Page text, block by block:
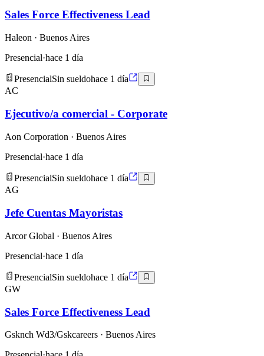
Sales Force Effectiveness Lead
Haleon · Buenos Aires
Presencial·hace 1 día
PresencialSin sueldohace 1 día
AC
Ejecutivo/a comercial - Corporate
Aon Corporation · Buenos Aires
Presencial·hace 1 día
PresencialSin sueldohace 1 día
AG
Jefe Cuentas Mayoristas
Arcor Global · Buenos Aires
Presencial·hace 1 día
PresencialSin sueldohace 1 día
GW
Sales Force Effectiveness Lead
Gsknch Wd3/Gskcareers · Buenos Aires